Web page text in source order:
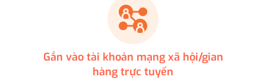
Gắn vào tài khoản mạng xã hội/gian
hàng trực tuyến